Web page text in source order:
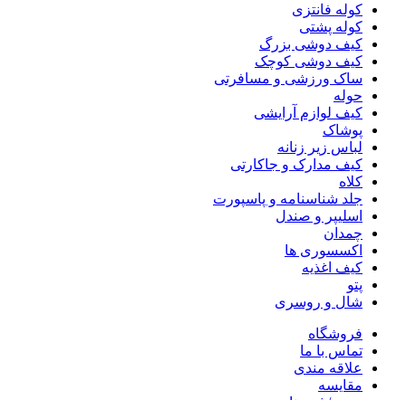
کوله فانتزی
کوله پشتی
کیف دوشی بزرگ
کیف دوشى کوچک
ساک ورزشی و مسافرتی
حوله
کیف لوازم آرایشی
پوشاک
لباس زیر زنانه
کیف مدارک و جاکارتی
کلاه
جلد شناسنامه و پاسپورت
اسلیپر و صندل
چمدان
اکسسوری ها
کیف اغذیه
پتو
شال و روسری
فروشگاه
تماس با ما
علاقه مندی
مقایسه